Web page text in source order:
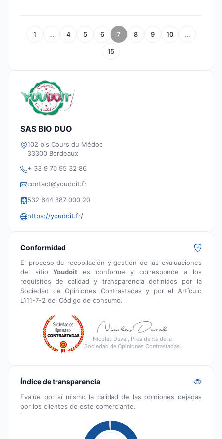
1 … 4 5 6 7 8 9 10 …
15
SAS BIO DUO
102 bis Cours du Médoc
33300 Bordeaux
+ 33 9 70 95 32 86
contact@youdoit.fr
532 644 887 000 20
https://youdoit.fr/
Conformidad
El proceso de recopilación y gestión de las evaluaciones
del sitioYoudoit es conforme y corresponde a los
requisitos de calidad y transparencia definidos por la
Sociedad de Opiniones Contrastadas y por el Artículo
L111-7-2 del Código de consumo.
Nicolas Duval, Presidente de la
Sociedad de Opiniones Contrastadas
Índice de transparencia
Evalúe por sí mismo la calidad de las opiniones dejadas
por los clientes de este comerciante.